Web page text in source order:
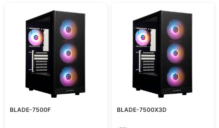
BLADE-7500F BLADE-7500X3D